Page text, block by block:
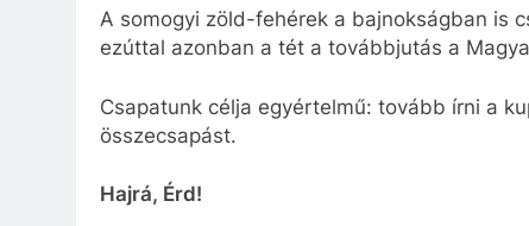
A somogyi zöld-fehérek a bajnokságban is
ezúttal azonban a tét a továbbjutás a
Csapatunk célja egyértelmű: tovább írni a
összecsapást.
Hajrá, Érd!